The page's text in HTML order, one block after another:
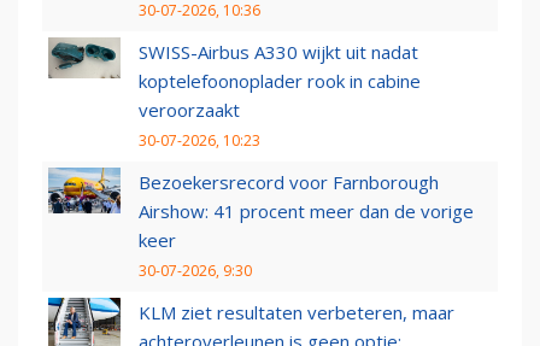
30-07-2026, 10:36
SWISS-Airbus A330 wijkt uit nadat
koptelefoonoplader rook in cabine
veroorzaakt
30-07-2026, 10:23
Bezoekersrecord voor Farnborough
Airshow: 41 procent meer dan de vorige
keer
30-07-2026, 9:30
KLM ziet resultaten verbeteren, maar